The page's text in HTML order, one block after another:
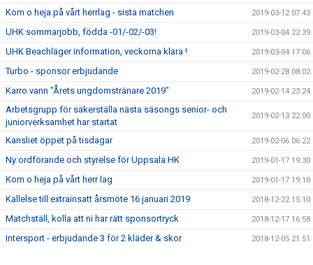
Kom o heja på vårt herrlag - sista matchen 2019-03-12 07:43
UHK sommarjobb, födda -01/-02/-03! 2019-03-04 22:39
UHK Beachläger information, veckorna klara ! 2019-03-04 17:06
Turbo - sponsor erbjudande 2019-02-28 08:02
Karro vann "Årets ungdomstränare 2019" 2019-02-14 23:24
Arbetsgrupp för säkerställa nästa säsongs senior- och
juniorverksamhet har startat
2019-02-13 22:00
Kansliet öppet på tisdagar 2019-02-06 06:22
Ny ordförande och styrelse för Uppsala HK 2019-01-17 19:30
Kom o heja på vårt herr lag 2019-01-17 19:10
Kallelse till extrainsatt årsmöte 16 januari 2019 2018-12-22 15:10
Matchställ, kolla att ni har rätt sponsortryck 2018-12-17 16:58
Intersport - erbjudande 3 för 2 kläder & skor 2018-12-05 21:51